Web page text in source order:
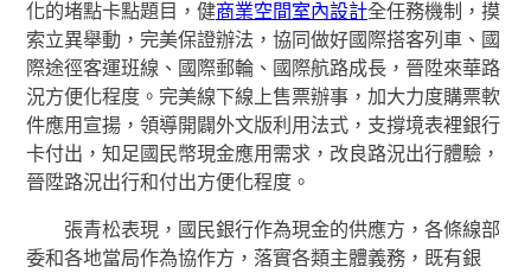
化的堵點卡點題目，健商業空間室內設計全任務機制，摸
索立異舉動，完美保證辦法，協同做好國際搭客列車、國
際途徑客運班線、國際郵輪、國際航路成長，晉陞來華路
況方便化程度。完美線下線上售票辦事，加大力度購票軟
件應用宣揚，領導開闢外文版利用法式，支撐境表裡銀行
卡付出，知足國民幣現金應用需求，改良路況出行體驗，
晉陞路況出行和付出方便化程度。
張青松表現，國民銀行作為現金的供應方，各條線部
委和各地當局作為協作方，落實各類主體義務，既有銀